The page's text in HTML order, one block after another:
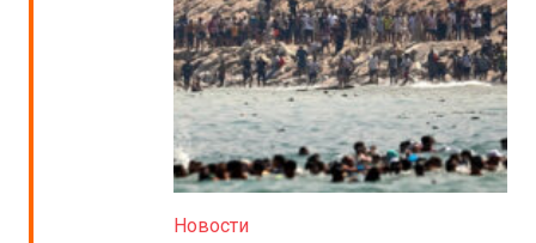
Новости